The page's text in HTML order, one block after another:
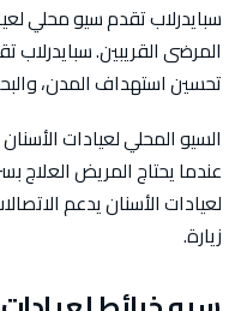
سبايدرلاب تقدم سيو محلي
المرضى القريبين. سبايدرلاب
تحسين استهداف المدن،
السيو المحلي لعيادات
عندما يحتاج المريض العلاج
لعيادات الأسنان يدعم
زيارة.